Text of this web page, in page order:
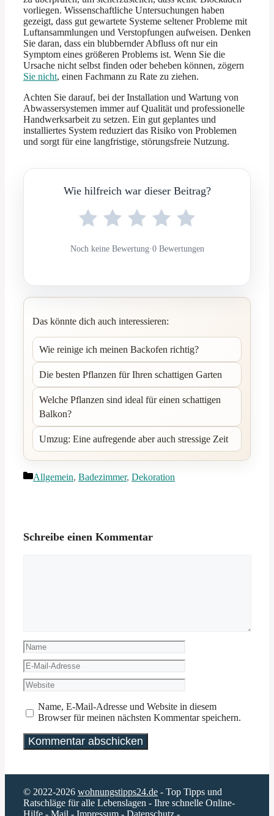
vorliegen. Wissenschaftliche Untersuchungen haben
gezeigt, dass gut gewartete Systeme seltener Probleme mit
Luftansammlungen und Verstopfungen aufweisen. Denken
Sie daran, dass ein blubbernder Abfluss oft nur ein
Symptom eines größeren Problems ist. Wenn Sie die
Ursache nicht selbst finden oder beheben können, zögern
Sie nicht, einen Fachmann zu Rate zu ziehen.
Achten Sie darauf, bei der Installation und Wartung von
Abwassersystemen immer auf Qualität und professionelle
Handwerksarbeit zu setzen. Ein gut geplantes und
installiertes System reduziert das Risiko von Problemen
und sorgt für eine langfristige, störungsfreie Nutzung.
Wie hilfreich war dieser Beitrag?
Noch keine Bewertung·0 Bewertungen
Das könnte dich auch interessieren:
Wie reinige ich meinen Backofen richtig?
Die besten Pflanzen für Ihren schattigen Garten
Welche Pflanzen sind ideal für einen schattigen
Balkon?
Umzug: Eine aufregende aber auch stressige Zeit
Kategorien
Allgemein, Badezimmer, Dekoration
Schreibe einen Kommentar
Name
E-
Mail-
Adresse
Website
Name, E-Mail-Adresse und Website in diesem
Browser für meinen nächsten Kommentar speichern.
© 2022-2026 wohnungstipps24.de - Top Tipps und
Ratschläge für alle Lebenslagen - Ihre schnelle Online-
Hilfe - Mail - Impressum - Datenschutz -